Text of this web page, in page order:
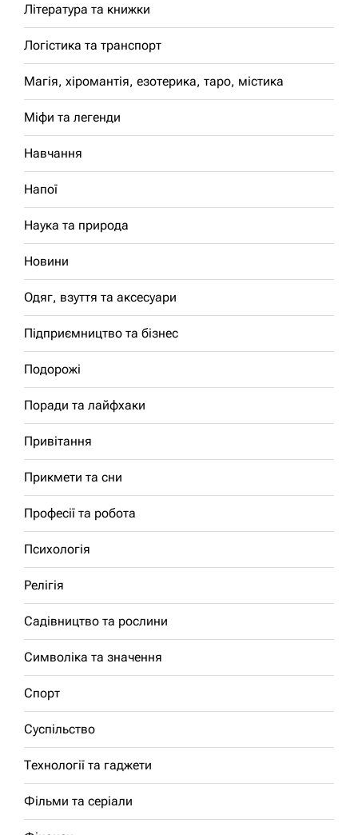
Література та книжки
Логістика та транспорт
Магія, хіромантія, езотерика, таро, містика
Міфи та легенди
Навчання
Напої
Наука та природа
Новини
Одяг, взуття та аксесуари
Підприємництво та бізнес
Подорожі
Поради та лайфхаки
Привітання
Прикмети та сни
Професії та робота
Психологія
Релігія
Садівництво та рослини
Символіка та значення
Спорт
Суспільство
Технології та гаджети
Фільми та серіали